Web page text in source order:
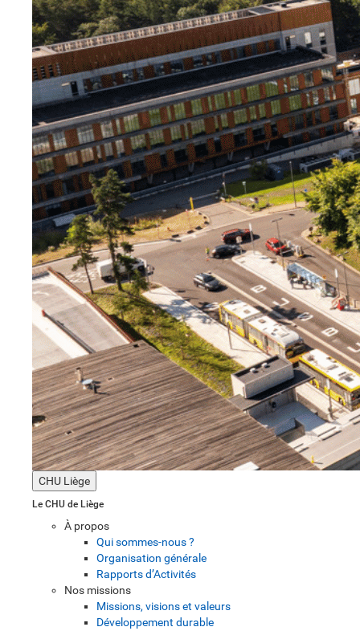
CHU Liège
Le CHU de Liège
À propos
Qui sommes-nous ?
Organisation générale
Rapports d’Activités
Nos missions
Missions, visions et valeurs
Développement durable